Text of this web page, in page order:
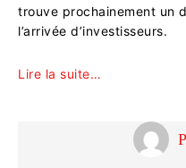
trouve prochainement un
l’arrivée d’investisseurs.
Lire la suite…